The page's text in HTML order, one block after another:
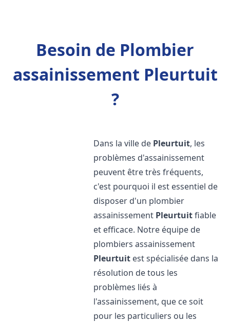
Besoin de Plombier
assainissement Pleurtuit
?
Dans la ville de Pleurtuit, les
problèmes d'assainissement
peuvent être très fréquents,
c'est pourquoi il est essentiel de
disposer d'un plombier
assainissement Pleurtuitfiable
et efficace. Notre équipe de
plombiers assainissement
Pleurtuit est spécialisée dans la
résolution de tous les
problèmes liés à
l'assainissement, que ce soit
pour les particuliers ou les